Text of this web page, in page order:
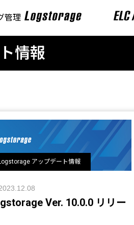
管理
情報
アップデート情報
Ver. 10.0.0 リリー